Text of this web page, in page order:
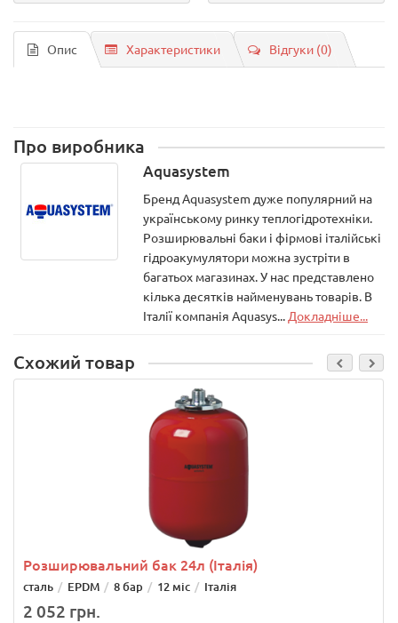
Опис Характеристики Відгуки (0)
Про виробника
Aquasystem
Бренд Aquasystem дуже популярний на
українському ринку теплогідротехніки.
Розширювальні баки і фірмові італійські
гідроакумулятори можна зустріти в
багатьох магазинах. У нас представлено
кілька десятків найменувань товарів. В
Італії компанія Aquasys... Докладніше...
Схожий товар
Розширювальний бак 24л (Італія)
сталь EPDM 8 бар 12 міс Італія
2 052 грн.